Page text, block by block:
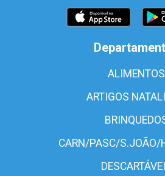
ALIMENTOS
ARTIGOS
CARN/PASC/S.JOÃO/